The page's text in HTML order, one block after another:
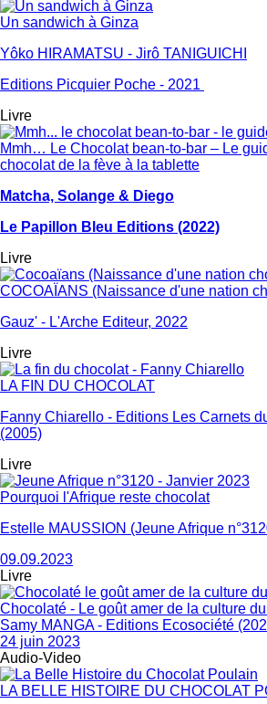
Un sandwich à Ginza
Yôko HIRAMATSU - Jirô TANIGUICHI
Editions Picquier Poche - 2021
Livre
Mmh… Le Chocolat bean-to-bar – Le
chocolat de la fève à la tablette
Matcha, Solange & Diego
Le Papillon Bleu Editions (2022)
Livre
COCOAÏANS (Naissance d'une nation
Gauz' - L'Arche Editeur, 2022
Livre
LA FIN DU CHOCOLAT
Fanny Chiarello - Editions Les Carnets
(2005)
Livre
Pourquoi l'Afrique reste chocolat
Estelle MAUSSION (Jeune Afrique
09.09.2023
Livre
Chocolaté - Le goût amer de la culture
Samy MANGA - Editions Ecosociété
24 juin 2023
Audio-Video
LA BELLE HISTOIRE DU CHOCOLAT